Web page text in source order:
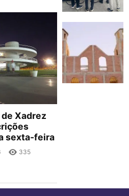
Xadrez
sexta-feira
335